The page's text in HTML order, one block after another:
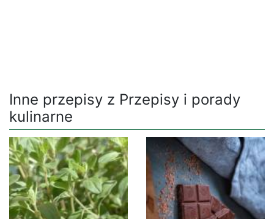
Inne przepisy z Przepisy i porady
kulinarne